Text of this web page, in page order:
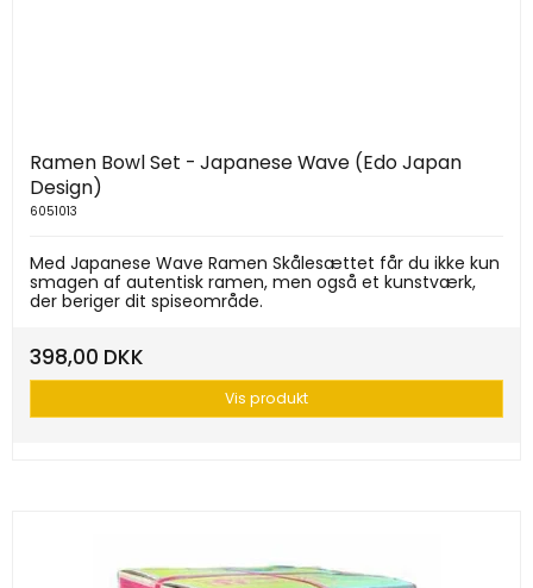
Ramen Bowl Set - Japanese Wave (Edo Japan
Design)
6051013
Med Japanese Wave Ramen Skålesættet får du ikke kun
smagen af autentisk ramen, men også et kunstværk,
der beriger dit spiseområde.
398,00 DKK
Vis produkt